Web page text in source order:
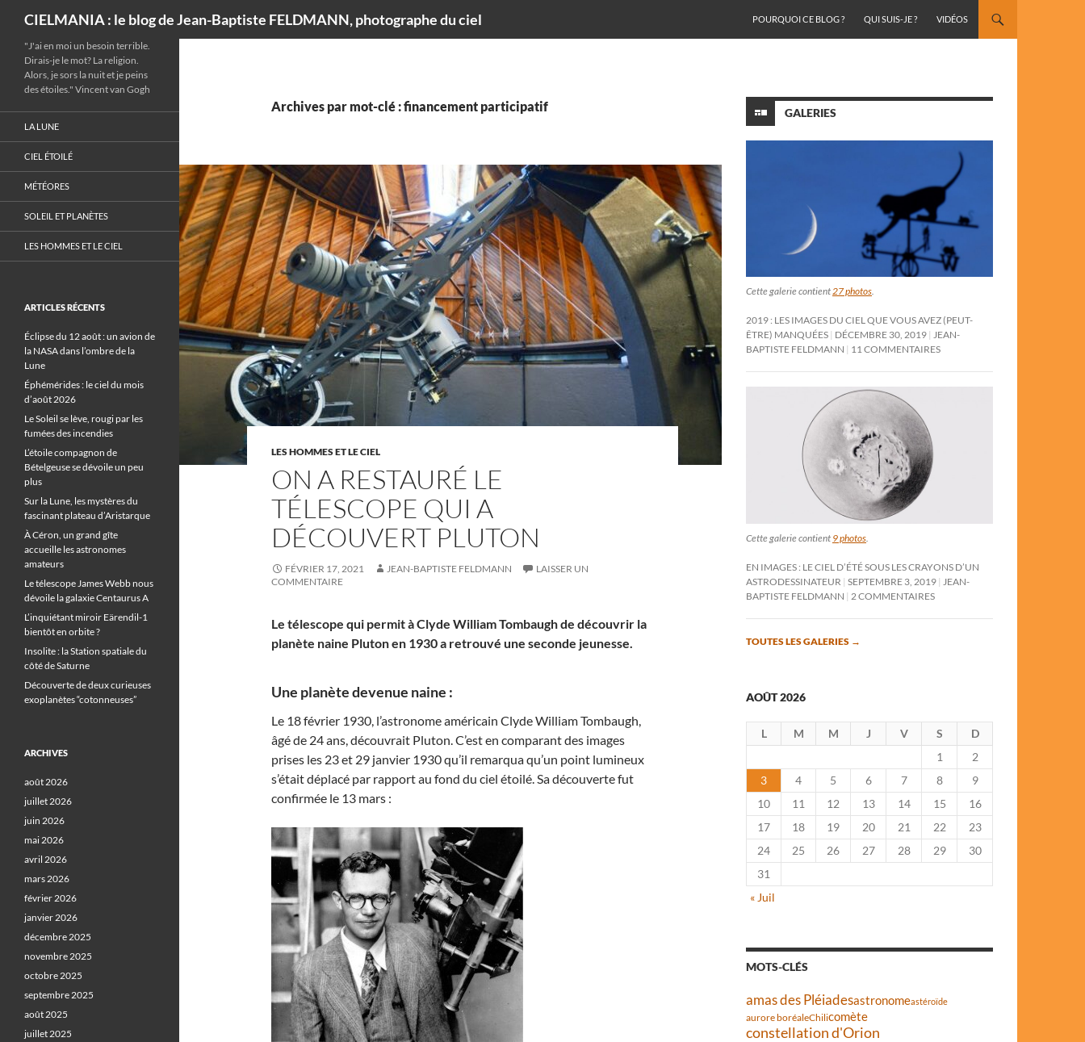
CIELMANIA : le blog de Jean-Baptiste FELDMANN, photographe du ciel
POURQUOI CE BLOG ?
QUI SUIS-JE ? VIDÉOS
Archives par mot-clé : financement participatif
LES HOMMES ET LE CIEL
ON A RESTAURÉ LE
TÉLESCOPE QUI A
DÉCOUVERT PLUTON
FÉVRIER 17, 2021 JEAN-BAPTISTE FELDMANN
LAISSER UN
COMMENTAIRE
Le télescope qui permit à Clyde William Tombaugh de découvrir la
planète naine Pluton en 1930 a retrouvé une seconde jeunesse.
Une planète devenue naine :
Le 18 février 1930, l’astronome américain Clyde William Tombaugh,
âgé de 24 ans, découvrait Pluton. C’est en comparant des images
prises les 23 et 29 janvier 1930 qu’il remarqua qu’un point lumineux
s’était déplacé par rapport au fond du ciel étoilé. Sa découverte fut
confirmée le 13 mars :
GALERIES
Cette galerie contient27 photos.
2019 : LES IMAGES DU CIEL QUE VOUS AVEZ (PEUT-
ÊTRE) MANQUÉES DÉCEMBRE 30, 2019 JEAN-
BAPTISTE FELDMANN
11 COMMENTAIRES
Cette galerie contient 9 photos
EN IMAGES : LE CIEL D’ÉTÉ SOUS LES CRAYONS D’UN
ASTRODESSINATEUR SEPTEMBRE 3, 2019
JEAN-
BAPTISTE FELDMANN
2 COMMENTAIRES
TOUTES LES GALERIES →
AOÛT 2026
L M M J V S
D
1
2
3
4 5 6 7 8
9
10
11 12 13 14 15
16
17
18 19 20 21 22
23
24
25 26 27 28 29
30
31
« Juil
MOTS-CLÉS
amas des Pléiadesastronomeastéroïde
aurore boréaleChilicomète
constellation d'Orion
"J'ai en moi un besoin terrible.
Dirais-je le mot? La religion.
Alors, je sors la nuit et je peins
des étoiles." Vincent van Gogh
LA LUNE
CIEL ÉTOILÉ
MÉTÉORES
SOLEIL ET PLANÈTES
LES HOMMES ET LE CIEL
ARTICLES RÉCENTS
Éclipse du 12 août : un avion de
la NASA dans l’ombre de la
Lune
Éphémérides : le ciel du mois
d’août 2026
Le Soleil se lève, rougi par les
fumées des incendies
L’étoile compagnon de
Bételgeuse se dévoile un peu
plus
Sur la Lune, les mystères du
fascinant plateau d’Aristarque
À Céron, un grand gîte
accueille les astronomes
amateurs
Le télescope James Webb nous
dévoile la galaxie Centaurus A
L’inquiétant miroir Eärendil-1
bientôt en orbite ?
Insolite : la Station spatiale du
côté de Saturne
Découverte de deux curieuses
exoplanètes “cotonneuses”
ARCHIVES
août 2026
juillet 2026
juin 2026
mai 2026
avril 2026
mars 2026
février 2026
janvier 2026
décembre 2025
novembre 2025
octobre 2025
septembre 2025
août 2025
juillet 2025